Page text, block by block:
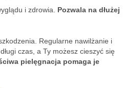
i zdrowia. Pozwala na dłużej
Regularne nawilżanie i
czas, a Ty możesz cieszyć się
pielęgnacja pomaga je